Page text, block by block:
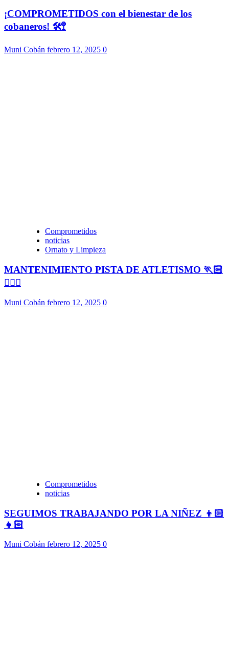
¡COMPROMETIDOS con el bienestar de los
cobaneros! 🛠️🚏
Muni Cobán febrero 12, 2025 0
Comprometidos
noticias
Ornato y Limpieza
MANTENIMIENTO PISTA DE ATLETISMO 🏃🏻
🏃🏻‍♀️
Muni Cobán febrero 12, 2025 0
Comprometidos
noticias
SEGUIMOS TRABAJANDO POR LA NIÑEZ 👦🏻
👧🏻
Muni Cobán febrero 12, 2025 0